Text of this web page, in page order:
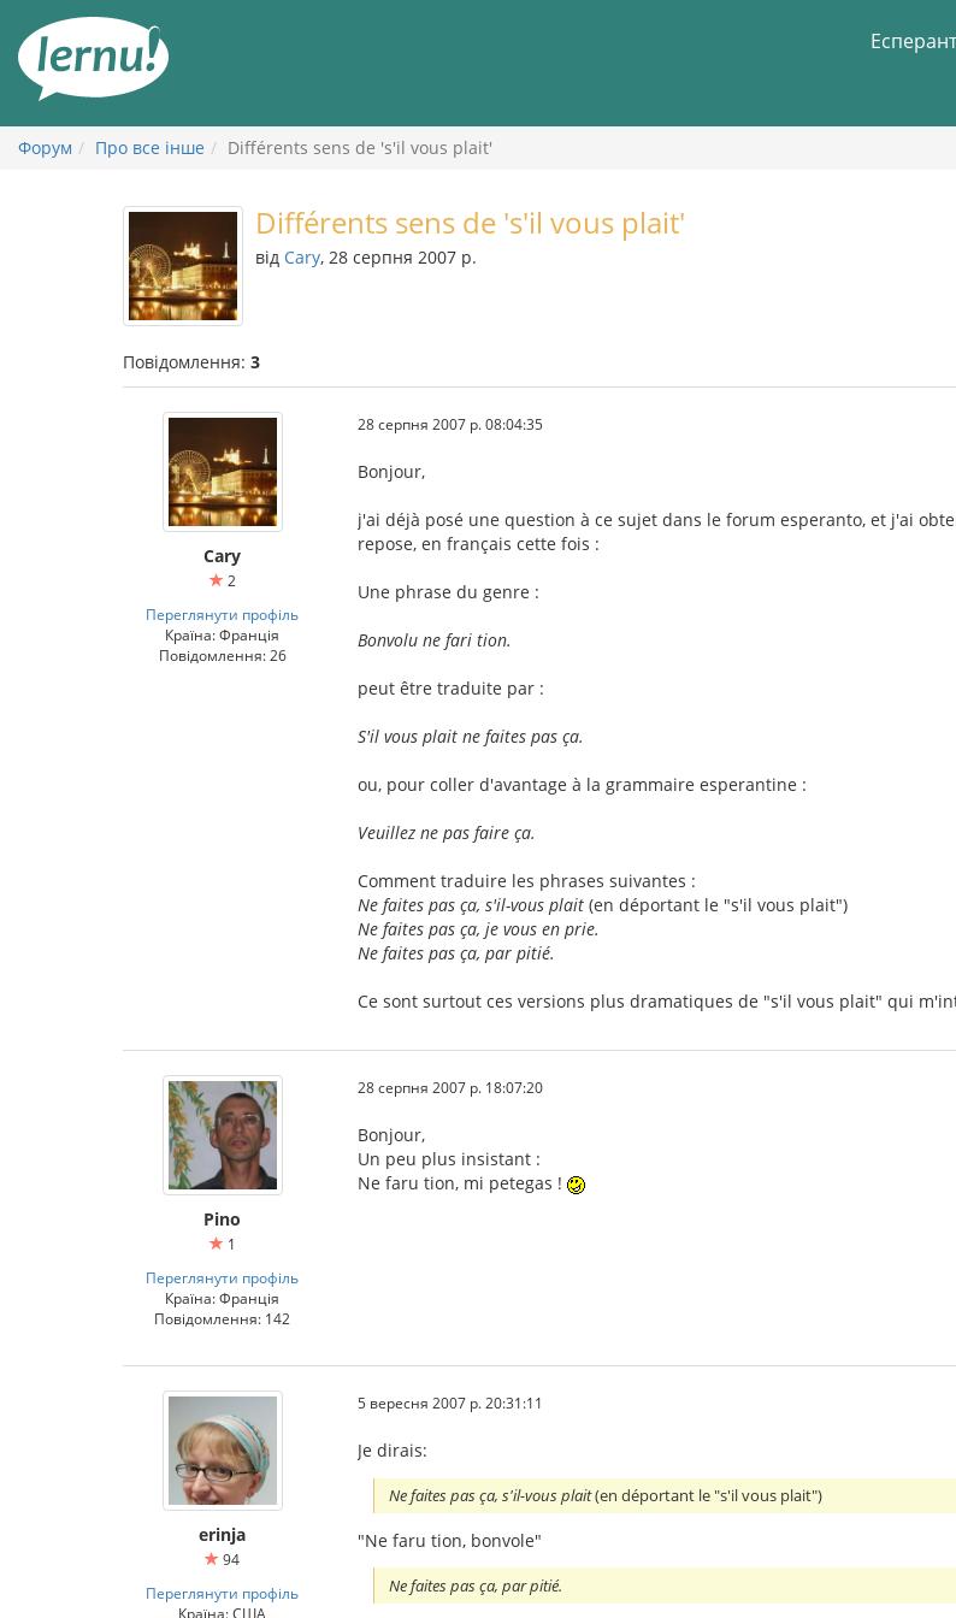
змісту
Форум Про все інше Différents sens de 's'il vous plait'
Différents sens de 's'il vous plait'
від Cary, 28 серпня 2007 р.
Повідомлення: 3
Cary
2
Переглянути профіль
Країна: Франція
Повідомлення: 26
28 серпня 2007 р. 08:04:35
Bonjour,
j'ai déjà posé une question à ce sujet dans le forum esperanto, et j'ai
repose, en français cette fois :
Une phrase du genre :
Bonvolu ne fari tion.
peut être traduite par :
S'il vous plait ne faites pas ça.
ou, pour coller d'avantage à la grammaire esperantine :
Veuillez ne pas faire ça.
Comment traduire les phrases suivantes :
Ne faites pas ça, s'il-vous plait (en déportant le "s'il vous plait")
Ne faites pas ça, je vous en prie.
Ne faites pas ça, par pitié.
Ce sont surtout ces versions plus dramatiques de "s'il vous plait" qui
Pino
1
Переглянути профіль
Країна: Франція
Повідомлення: 142
28 серпня 2007 р. 18:07:20
Bonjour,
Un peu plus insistant :
Ne faru tion, mi petegas !
erinja
94
Переглянути профіль
Країна: США
5 вересня 2007 р. 20:31:11
Je dirais:
Ne faites pas ça, s'il-vous plait(en déportant le "s'il vous plait")
"Ne faru tion, bonvole"
Ne faites pas ça, par pitié.